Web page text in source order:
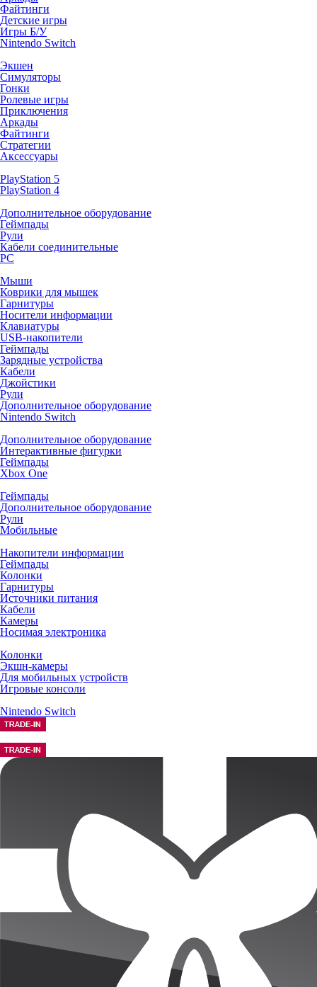
Файтинги
Детские игры
Игры Б/У
Nintendo Switch
Экшен
Симуляторы
Гонки
Ролевые игры
Приключения
Аркады
Файтинги
Стратегии
Аксессуары
PlayStation 5
PlayStation 4
Дополнительное оборудование
Геймпады
Рули
Кабели соединительные
PC
Мыши
Коврики для мышек
Гарнитуры
Носители информации
Клавиатуры
USB-накопители
Геймпады
Зарядные устройства
Кабели
Джойстики
Рули
Дополнительное оборудование
Nintendo Switch
Дополнительное оборудование
Интерактивные фигурки
Геймпады
Xbox One
Геймпады
Дополнительное оборудование
Рули
Мобильные
Накопители информации
Геймпады
Колонки
Гарнитуры
Источники питания
Кабели
Камеры
Носимая электроника
Колонки
Экшн-камеры
Для мобильных устройств
Игровые консоли
Nintendo Switch